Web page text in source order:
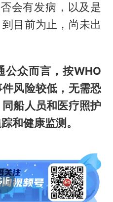
会有发病，以及是
目前为止，尚未出
公众而言，按WHO
风险较低，无需恐
船人员和医疗照护
和健康监测。